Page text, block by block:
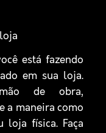
está fazendo
em sua loja.
de obra,
a maneira como
loja física. Faça